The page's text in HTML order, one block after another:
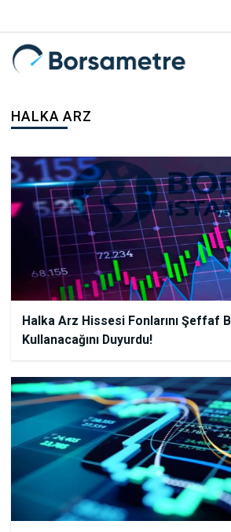
HALKA ARZ
Halka Arz Hissesi Fonlarını Şeffaf
Kullanacağını Duyurdu!